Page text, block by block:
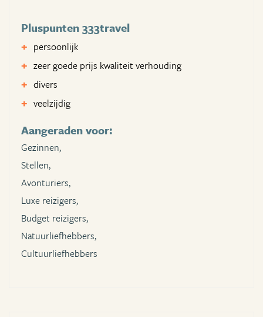
Pluspunten 333travel
persoonlijk
zeer goede prijs kwaliteit verhouding
divers
veelzijdig
Aangeraden voor:
Gezinnen,
Stellen,
Avonturiers,
Luxe reizigers,
Budget reizigers,
Natuurliefhebbers,
Cultuurliefhebbers